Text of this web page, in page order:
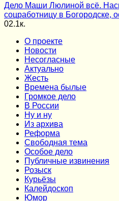
Дело Маши Люлиной всё.
соцработницу в Богородске,
02.1к.
О проекте
Новости
Несогласные
Актуально
Жесть
Времена былые
Громкое дело
В России
Ну и ну
Из архива
Реформа
Cвободная тема
Особое дело
Публичные извинения
Розыск
Курьёзы
Калейдоскоп
Юмор